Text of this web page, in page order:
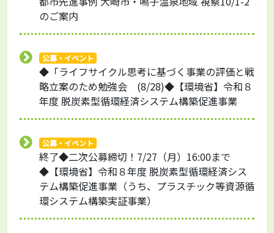
のご案内
公募・イベント
◆「ライフサイクル思考に基づく事業の評価と戦
略立案のため勉強会 (8/28)◆【環境省】令和８
年度 脱炭素型循環経済システム構築促進事業
公募・イベント
終了◆二次公募締切！7/27（月）16:00まで
◆【環境省】令和８年度 脱炭素型循環経済シス
テム構築促進事業（うち、プラスチック等資源循
環システム構築実証事業）